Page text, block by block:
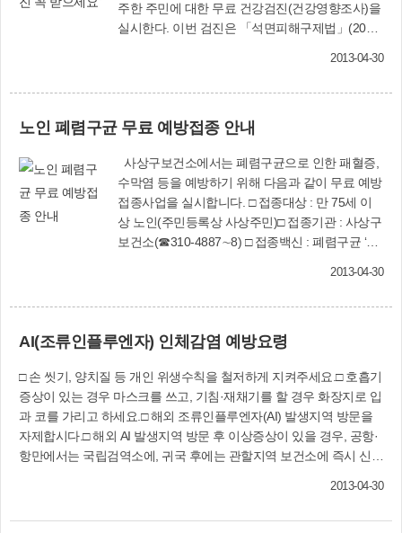
영, 유방초음파 등을 시행하여야 합니다. 검진상
이상소견 또는 증상이 있어 유방클리닉을 방문하
시면 기본적인 진찰과 함께 유방촬영과 초음파를
령대 및 종양의 모양 등을 고려하여 조직검사 및
낭종이나 크기가 작은 혹들은 조직검사 없이 경과
경우나 크기가 커지거나 모양이 변하는 종양은 조
직검사를 시행해서 암 발생 여부를 판단하게 됩니
다.유방종양의 조직검사법은 여러 가지가 있으나
현재 가장 많이 사용하는 검사법은 ‘중심생검법’과
‘맘모톰’입니다. ‘중심생검’은 간편하게 시행할 수
있으면서 비용도 비교적 저렴하게 할 수 있으나 종
제거를 위한 수술을 다시 받아야 하는 번거로움이
진단을 놓치는 경우도 생길 수 있습니다. 이에 비
마취제로 마취한 후 굵기가 8㎜정도 되는 대롱을 3
㎜정도의 작은 절개를 이용해 유방 내에 삽입하고
흡입기와 작은 칼날을 이용하여 종양을 조금씩 절
제한 후 대롱을 통해 몸 밖으로 빼내는 시술입니
다. 이러한 조작을 통해 모인 조직을 조직검사를
시행하여 최종 판정을 내리게 됩니다. ‘맘모톰’은
도 거의 남지 않는 등 장점이 많으나, 장비가 고가
주한 주민에 대한 무료 건강검진(건강영향조사)을
실시한다. 이번 검진은 「석면피해구제법」(2011
흉부 X-선 촬영, 혈액검사 등을 실시한다. 검진시
동양S&G(덕포2동 373-9, 사상로 355번길 54)가
가동되던 1974년부터 2008년까지 공장 주변 반경
2㎞ 내에서 6개월 이상 살았던 주민들이며, 주민등
록증(신분증)을 갖고 가면 무료로 검진 받을 수 있
다.1차 검진결과 석면질환 의심자로 분류될 경우 2
차 정밀검사를 실시한다. 만약 2차 검진결과 석면
구제급여 지급신청 대상이 되며, 구제급여 지급을
(☎888-6741)양산 부산대병원 석면환경보건센터
2013-04-30
노인 폐렴구균 무료 예방접종 안내
사상구보건소에서는 폐렴구균으로 인한 패혈증,
수막염 등을 예방하기 위해 다음과 같이 무료 예방
접종사업을 실시합니다. □ 접종대상 : 만 75세 이
상 노인(주민등록상 사상주민)□ 접종기관 : 사상구
보건소(☎310-4887∼8) □ 접종백신 : 폐렴구균 ‘23
12. 31 이전 출생자) □ 우선접종 권장대상자 ○
포함), 만성간질환, 당뇨병,인공와우이식 상태, 알
코올중독 및 흡연자□ 사전 주의 사항 ○ 만 65세
이후에 폐렴구균 예방접종(다당질백신)을 한 경우
에는 접종이 불필요합니다. ○ 아래의 기저질환자
는 보건소 방문 전에 폐렴구균 예방접종에 대하여
담당 주치의와 먼저 상담하시기 바랍니다. ※ 뇌
해부학적 무비증 환자, 면역저하자
2013-04-30
AI(조류인플루엔자) 인체감염 예방요령
□ 손 씻기, 양치질 등 개인 위생수칙을 철저하게 지켜주세요.□ 호흡기
증상이 있는 경우 마스크를 쓰고, 기침·재채기를 할 경우 화장지로 입
과 코를 가리고 하세요.□ 해외 조류인플루엔자(AI) 발생지역 방문을
자제합시다.□ 해외 AI 발생지역 방문 후 이상증상이 있을 경우, 공항·
항만에서는 국립검역소에, 귀국 후에는 관할지역 보건소에 즉시 신고
2013-04-30